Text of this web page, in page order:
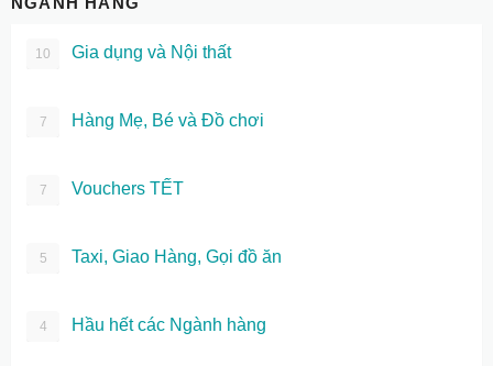
10 Gia dụng và Nội thất
7 Hàng Mẹ, Bé và Đồ chơi
7 Vouchers TẾT
5 Taxi, Giao Hàng, Gọi đồ ăn
4 Hầu hết các Ngành hàng